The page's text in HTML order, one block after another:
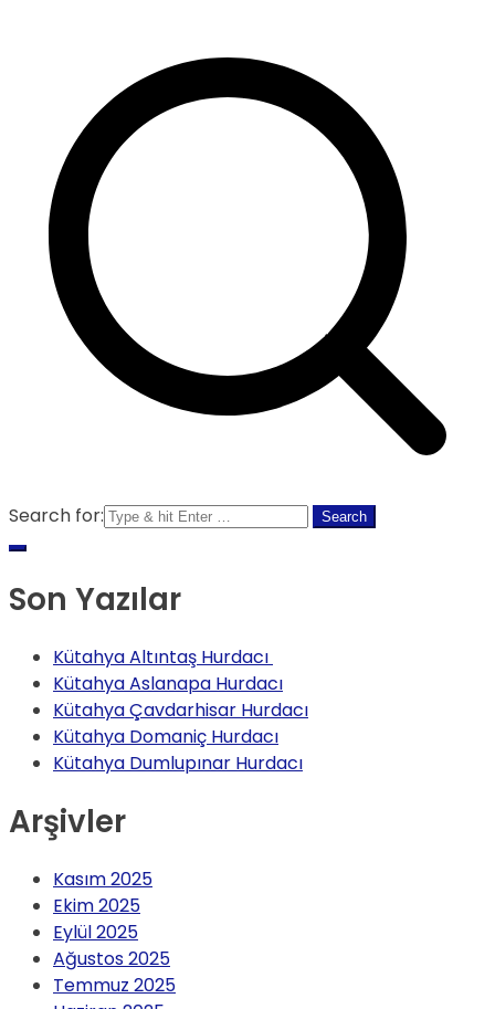
Search for:
Son Yazılar
Kütahya Altıntaş Hurdacı
Kütahya Aslanapa Hurdacı
Kütahya Çavdarhisar Hurdacı
Kütahya Domaniç Hurdacı
Kütahya Dumlupınar Hurdacı
Arşivler
Kasım 2025
Ekim 2025
Eylül 2025
Ağustos 2025
Temmuz 2025